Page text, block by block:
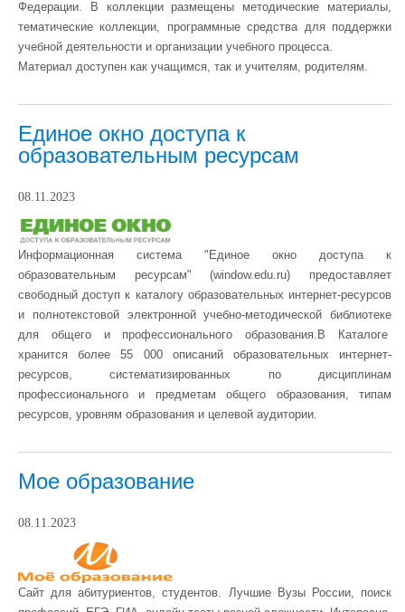
Федерации. В коллекции размещены методические материалы,
тематические коллекции, программные средства для поддержки
учебной деятельности и организации учебного процесса.
Материал доступен как учащимся, так и учителям, родителям.
Единое окно доступа к
образовательным ресурсам
08.11.2023
Информационная система "Единое окно доступа к
образовательным ресурсам" (window.edu.ru) предоставляет
свободный доступ к каталогу образовательных интернет-ресурсов
и полнотекстовой электронной учебно-методической библиотеке
для общего и профессионального образования.В Каталоге
хранится более 55 000 описаний образовательных интернет-
ресурсов, систематизированных по дисциплинам
профессионального и предметам общего образования, типам
ресурсов, уровням образования и целевой аудитории.
Мое образование
08.11.2023
Сайт для абитуриентов, студентов. Лучшие Вузы России, поиск